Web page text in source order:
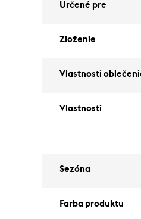
Určené pre
Zloženie
Vlastnosti
Vlastnosti
Sezóna
Farba produktu